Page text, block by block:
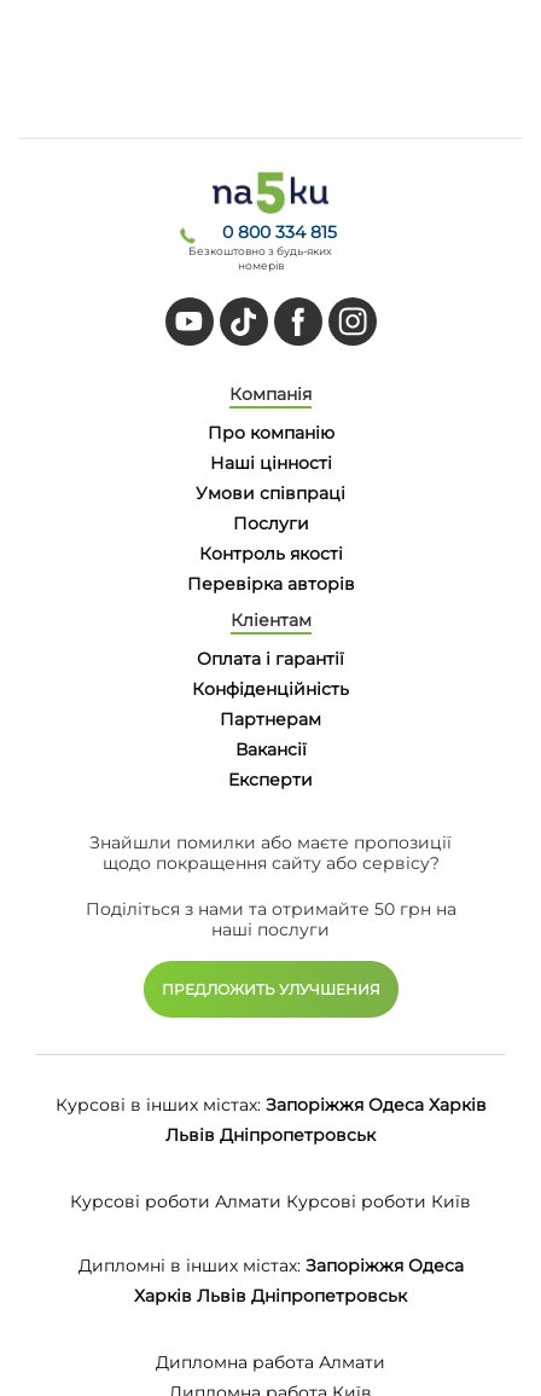
0 800 334 815
Безкоштовно з будь-яких
номерів
Компанія
Про компанію
Наші цінності
Умови співпраці
Послуги
Контроль якості
Перевірка авторів
Кліентам
Оплата і гарантії
Конфіденційність
Партнерам
Вакансії
Eксперти
Знайшли помилки або маєте пропозиції
щодо покращення сайту або сервісу?
Поділіться з нами та отримайте 50 грн на
наші послуги
ПРЕДЛОЖИТЬ УЛУЧШЕНИЯ
Курсові в інших містах: Запоріжжя Одеса Харків
Львів Дніпропетровськ
Курсові роботи Алмати Курсові роботи Київ
Дипломні в інших містах: Запоріжжя Одеса
Харків Львів Дніпропетровськ
Дипломна работа Алмати